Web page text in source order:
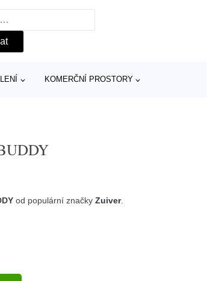
KOMERČNÍ PROSTORY
od populární značkyZuiver.